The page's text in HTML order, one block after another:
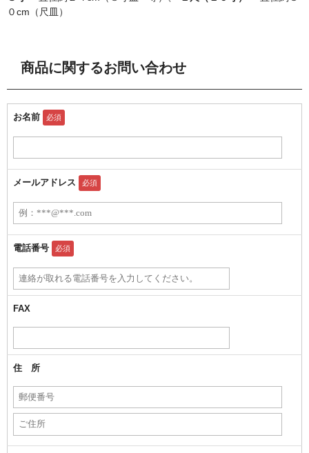
０cm（尺皿）
商品に関するお問い合わせ
お名前 必須
メールアドレス 必須
電話番号 必須
FAX
住 所